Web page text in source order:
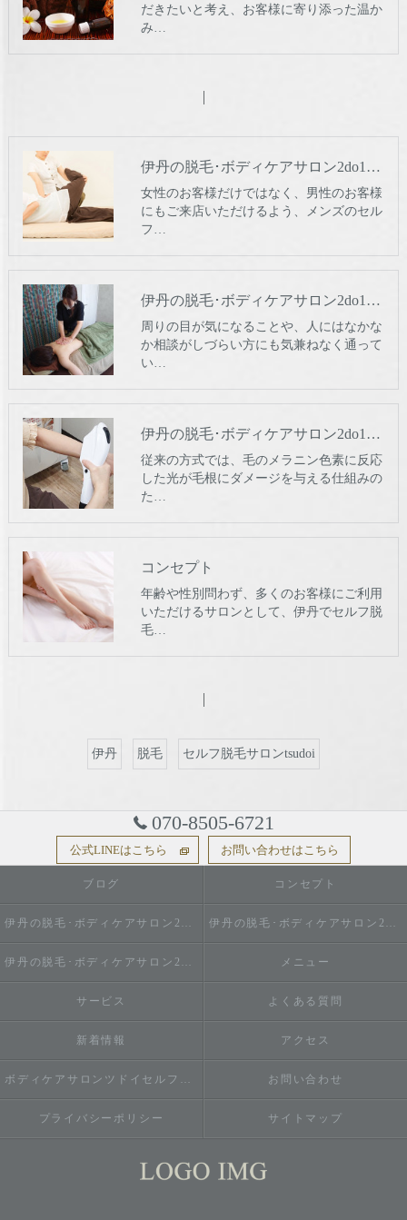
だきたいと考え、お客様に寄り添った温か
み…
伊丹の脱毛･ボディケアサロン2do1セルフ脱毛とタイ古式のお店の評判
女性のお客様だけではなく、男性のお客様
にもご来店いただけるよう、メンズのセル
フ…
伊丹の脱毛･ボディケアサロン2do1セルフ脱毛とタイ古式のお店の口コミ情報
周りの目が気になることや、人にはなかな
か相談がしづらい方にも気兼ねなく通って
い…
伊丹の脱毛･ボディケアサロン2do1セルフ脱毛とタイ古式のお店のお客様の声
従来の方式では、毛のメラニン色素に反応
した光が毛根にダメージを与える仕組みの
た…
コンセプト
年齢や性別問わず、多くのお客様にご利用
いただけるサロンとして、伊丹でセルフ脱
毛…
伊丹 脱毛 セルフ脱毛サロンtsudoi
070-8505-6721
公式LINEはこちら お問い合わせはこちら
ブログ コンセプト
伊丹の脱毛･ボディケアサロン2do1セルフ脱毛とタイ古式のお店の口コミ情報 伊丹の脱毛･ボディケアサロン2do1セルフ脱毛とタイ古式のお店の評判
伊丹の脱毛･ボディケアサロン2do1セルフ脱毛とタイ古式のお店のお客様の声 メニュー
サービス よくある質問
新着情報 アクセス
ボディケアサロンツドイセルフ脱毛とタイ古式のお店 お問い合わせ
プライバシーポリシー サイトマップ